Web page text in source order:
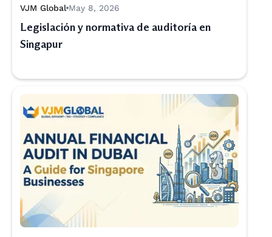
VJM Global May 8, 2026
Legislación y normativa de auditoría en
Singapur